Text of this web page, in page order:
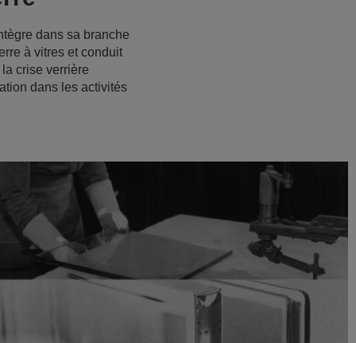
dans sa branche
à vitres et conduit
crise verrière
dans les activités